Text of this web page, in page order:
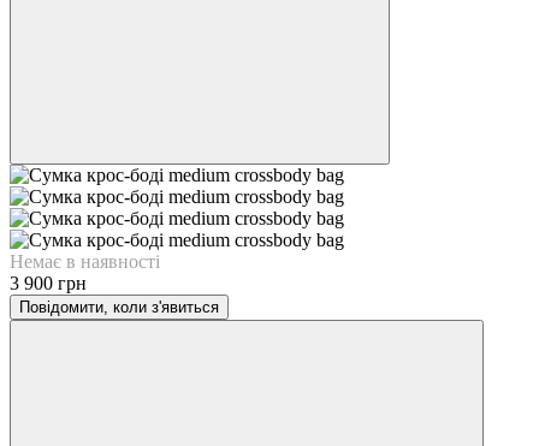
Немає в наявності
3 900 грн
Повідомити, коли з'явиться